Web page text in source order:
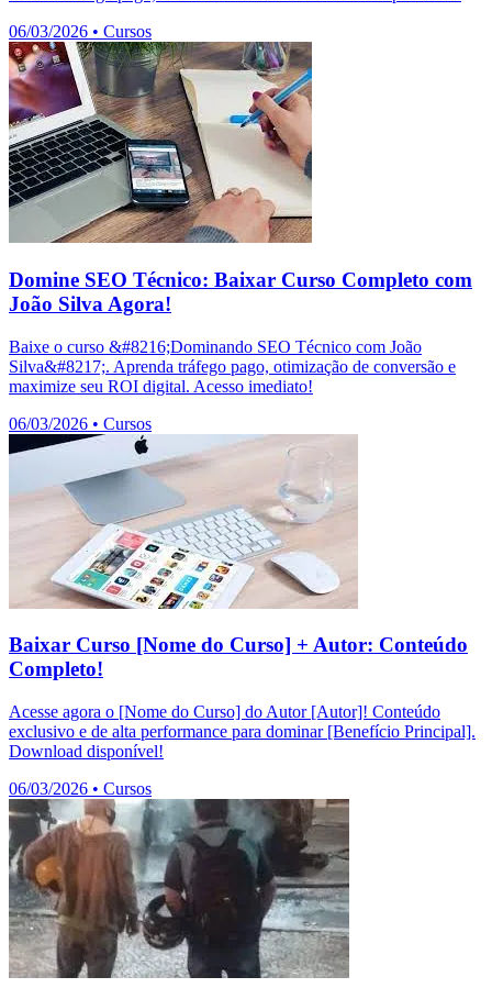
06/03/2026 • Cursos
Domine SEO Técnico: Baixar Curso Completo com
João Silva Agora!
Baixe o curso &#8216;Dominando SEO Técnico com João
Silva&#8217;. Aprenda tráfego pago, otimização de conversão e
maximize seu ROI digital. Acesso imediato!
06/03/2026 • Cursos
Baixar Curso [Nome do Curso] + Autor: Conteúdo
Completo!
Acesse agora o [Nome do Curso] do Autor [Autor]! Conteúdo
exclusivo e de alta performance para dominar [Benefício Principal].
Download disponível!
06/03/2026 • Cursos